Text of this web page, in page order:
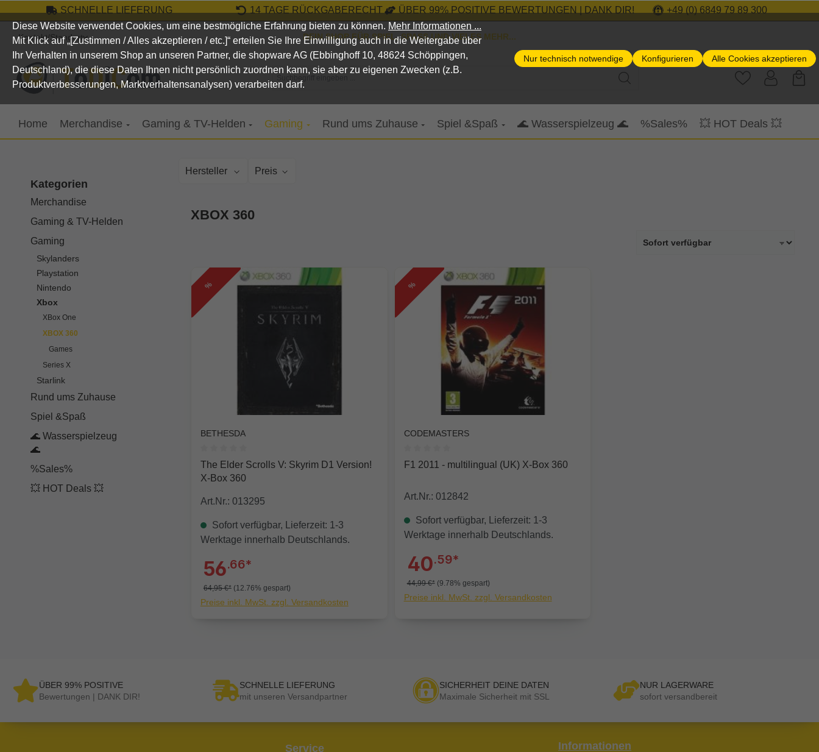
Hauptinhalt springen
Zur Suche springen
Zur Hauptnavigation springen
SCHNELLE LIEFERUNG 14 TAGE RÜCKGABERECHT ÜBER 99% POSITIVE BEWERTUNGEN | DANK DIR! +49 (0) 6849 79 89 300
Kontakt/Standort DEIN SHOP FÜR SPIEL, SPASS UND VIELES MEHR...
Suchbegriff eingeben ...
Home Merchandise Gaming & TV-Helden Gaming Rund ums Zuhause Spiel &Spaß 🌊 Wasserspielzeug 🌊 %Sales% 💥 HOT Deals 💥
Kategorien
Merchandise
Gaming & TV-Helden
Gaming
Skylanders
Playstation
Nintendo
Xbox
XBox One
XBOX 360
Games
Series X
Starlink
Rund ums Zuhause
Spiel &Spaß
🌊 Wasserspielzeug
🌊
%Sales%
💥 HOT Deals 💥
Hersteller Preis
XBOX 360
%
BETHESDA
Durchschnittliche Bewertung von 0 von 5 Sternen
The Elder Scrolls V: Skyrim D1 Version!
X-Box 360
Art.Nr.: 013295
Sofort verfügbar, Lieferzeit: 1-3
Werktage innerhalb Deutschlands.
56.66*
64,95 €* (12.76% gespart)
Preise inkl. MwSt. zzgl. Versandkosten
%
CODEMASTERS
Durchschnittliche Bewertung von 0 von 5 Sternen
F1 2011 - multilingual (UK) X-Box 360
Art.Nr.: 012842
Sofort verfügbar, Lieferzeit: 1-3
Werktage innerhalb Deutschlands.
40.59*
44,99 €* (9.78% gespart)
Preise inkl. MwSt. zzgl. Versandkosten
ÜBER 99% POSITIVE
Bewertungen | DANK DIR!
SCHNELLE LIEFERUNG
mit unseren Versandpartner
SICHERHEIT DEINE DATEN
Maximale Sicherheit mit SSL
NUR LAGERWARE
sofort versandbereit
Service Informationen
Diese Website verwendet Cookies, um eine bestmögliche Erfahrung bieten zu können. Mehr Informationen ...
Mit Klick auf „[Zustimmen / Alles akzeptieren / etc.]“ erteilen Sie Ihre Einwilligung auch in die Weitergabe über
Ihr Verhalten in unserem Shop an unseren Partner, die shopware AG (Ebbinghoff 10, 48624 Schöppingen,
Deutschland), die diese Daten Ihnen nicht persönlich zuordnen kann, sie aber zu eigenen Zwecken (z.B.
Produktverbesserungen, Marktverhaltensanalysen) verarbeiten darf.
Nur technisch notwendige Konfigurieren Alle Cookies akzeptieren